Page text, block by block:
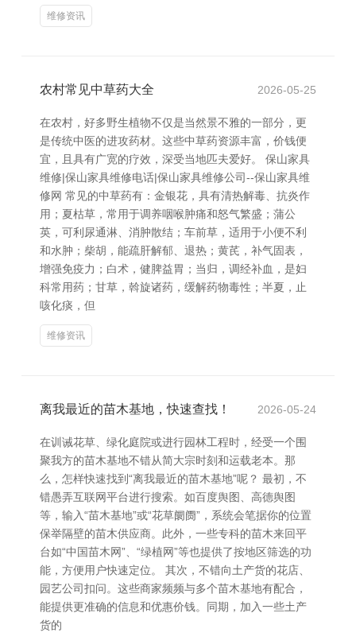
维修资讯
农村常见中草药大全 2026-05-25
在农村，好多野生植物不仅是当然景不雅的一部分，更
是传统中医的进攻药材。这些中草药资源丰富，价钱便
宜，且具有广宽的疗效，深受当地匹夫爱好。 保山家具
维修|保山家具维修电话|保山家具维修公司--保山家具维
修网 常见的中草药有：金银花，具有清热解毒、抗炎作
用；夏枯草，常用于调养咽喉肿痛和怒气繁盛；蒲公
英，可利尿通淋、消肿散结；车前草，适用于小便不利
和水肿；柴胡，能疏肝解郁、退热；黄芪，补气固表，
增强免疫力；白术，健脾益胃；当归，调经补血，是妇
科常用药；甘草，斡旋诸药，缓解药物毒性；半夏，止
咳化痰，但
维修资讯
离我最近的苗木基地，快速查找！ 2026-05-24
在训诫花草、绿化庭院或进行园林工程时，经受一个围
聚我方的苗木基地不错从简大宗时刻和运载老本。那
么，怎样快速找到“离我最近的苗木基地”呢？ 最初，不
错愚弄互联网平台进行搜索。如百度舆图、高德舆图
等，输入“苗木基地”或“花草阛阓”，系统会笔据你的位置
保举隔壁的苗木供应商。此外，一些专科的苗木来回平
台如“中国苗木网”、“绿植网”等也提供了按地区筛选的功
能，方便用户快速定位。 其次，不错向土产货的花店、
园艺公司扣问。这些商家频频与多个苗木基地有配合，
能提供更准确的信息和优惠价钱。同期，加入一些土产
货的